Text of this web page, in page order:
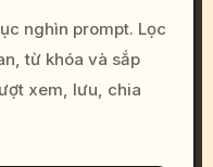
nghìn prompt. Lọc
từ khóa và sắp
xem, lưu, chia